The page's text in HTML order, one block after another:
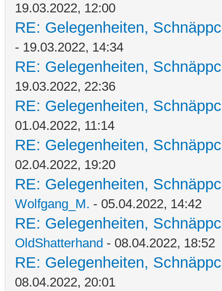
19.03.2022, 12:00
RE: Gelegenheiten,
- 19.03.2022, 14:34
RE: Gelegenheiten,
19.03.2022, 22:36
RE: Gelegenheiten,
01.04.2022, 11:14
RE: Gelegenheiten,
02.04.2022, 19:20
RE: Gelegenheiten,
Wolfgang_M. - 05.04.2022, 14:42
RE: Gelegenheiten,
OldShatterhand - 08.04.2022, 18:52
RE: Gelegenheiten,
08.04.2022, 20:01